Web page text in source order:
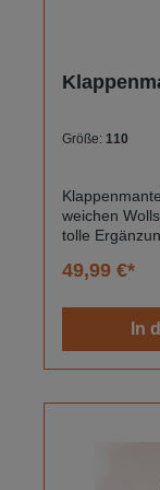
Größe: 110
weichen
tolle
Kind
WolleFarbe:
49,99 €*
In